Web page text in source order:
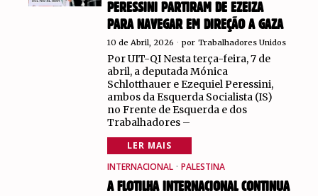
PERESSINI PARTIRAM DE EZEIZA
PARA NAVEGAR EM DIREÇÃO A GAZA
10 de Abril, 2026 por Trabalhadores Unidos
Por UIT-QI Nesta terça-feira, 7 de
abril, a deputada Mónica
Schlotthauer e Ezequiel Peressini,
ambos da Esquerda Socialista (IS)
no Frente de Esquerda e dos
Trabalhadores –
LER MAIS
INTERNACIONAL · PALESTINA
A FLOTILHA INTERNACIONAL CONTINUA